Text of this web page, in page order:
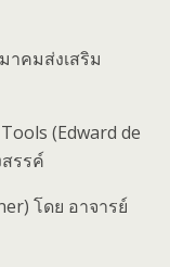
คมส่งเสริม
(Edward de
รรค์
โดย อาจารย์